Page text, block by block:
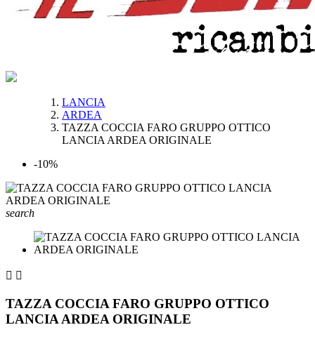
LANCIA
ARDEA
TAZZA COCCIA FARO GRUPPO OTTICO
LANCIA ARDEA ORIGINALE
-10%
search
 
TAZZA COCCIA FARO GRUPPO OTTICO
LANCIA ARDEA ORIGINALE